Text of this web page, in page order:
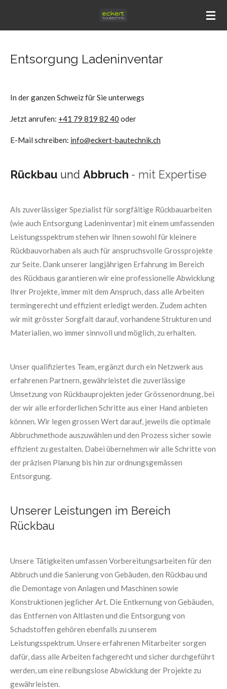
Entsorgung Ladeninventar
In der ganzen Schweiz für Sie unterwegs
Jetzt anrufen: +41 79 819 82 40 oder
E-Mail schreiben: info@eckert-bautechnik.ch
Rückbau und Abbruch - mit Expertise
Als zuverlässiger Spezialist für sorgfältige Rückbauarbeiten
(wie auch Entsorgung Ladeninventar) mit einem umfassenden
Leistungsspektrum stehen wir Ihnen sowohl für kleinere
Rückbauvorhaben als auch für anspruchsvolle Grossprojekte
zur Seite. Dank unserer langjährigen Erfahrung im Bereich
des Rückbaus garantieren wir eine professionelle Abwicklung
Ihrer Projekte, immer mit dem Anspruch, dass alle Arbeiten
termingerecht und effizient erledigt werden. Zudem achten
wir mit grösster Sorgfalt darauf, vorhandene Strukturen und
Materialien, wo immer sinnvoll und möglich, zu erhalten.
Unser qualifiziertes Team, ergänzt durch ein Netzwerk aus
erfahrenen Partnern, gewährleistet die zuverlässige
Umsetzung von Rückbauprojekten jeder Grössenordnung, bei
der wir alle erforderlichen Schritte aus einer Hand anbieten
können. Wir legen grossen Wert darauf, jeweils die optimale
Abbruchmethode auszuwählen und den Prozess sicher sowie
effizient zu gestalten. Dabei übernehmen wir alle Schritte von
der präzisen Planung bis hin zur ordnungsgemässen
Entsorgung.
Unserer Leistungen im Bereich
Rückbau
Unsere Tätigkeiten umfassen Vorbereitungsarbeiten für den
Abbruch und die Sanierung von Gebäuden, den Rückbau und
die Demontage von Anlagen und Maschinen sowie
Konstruktionen jeglicher Art. Die Entkernung von Gebäuden,
das Entfernen von Altlasten und die Entsorgung von
Schadstoffen gehören ebenfalls zu unserem
Leistungsspektrum. Unsere erfahrenen Mitarbeiter sorgen
dafür, dass alle Arbeiten fachgerecht und sicher durchgeführt
werden, um eine reibungslose Abwicklung der Projekte zu
gewährleisten.